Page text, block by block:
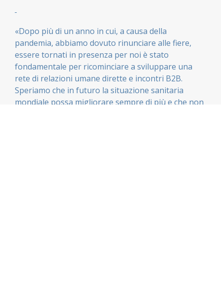
«Dopo più di un anno in cui, a causa della
pandemia, abbiamo dovuto rinunciare alle fiere,
essere tornati in presenza per noi è stato
fondamentale per ricominciare a sviluppare una
rete di relazioni umane dirette e incontri B2B.
Speriamo che in futuro la situazione sanitaria
mondiale possa migliorare sempre di più e che non